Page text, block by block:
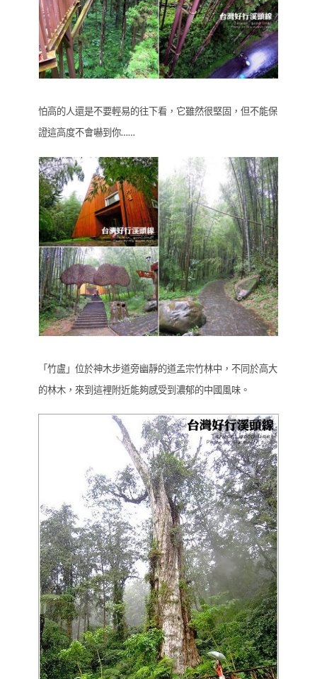
怕高的人還是不要輕易的往下看，它雖然很堅固，但不能保
證這高度不會嚇到你……
「竹盧」位於神木步道旁幽靜的道孟宗竹林中，不同於高大
的林木，來到這裡附近能夠感受到濃郁的中國風味。